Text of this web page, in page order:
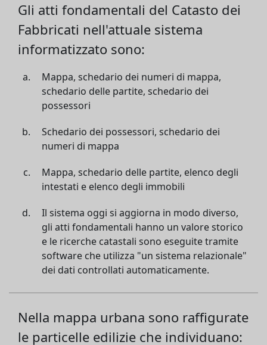
Gli atti fondamentali del Catasto dei
Fabbricati nell'attuale sistema
informatizzato sono:
Mappa, schedario dei numeri di mappa,
schedario delle partite, schedario dei
possessori
Schedario dei possessori, schedario dei
numeri di mappa
Mappa, schedario delle partite, elenco degli
intestati e elenco degli immobili
Il sistema oggi si aggiorna in modo diverso,
gli atti fondamentali hanno un valore storico
e le ricerche catastali sono eseguite tramite
software che utilizza "un sistema relazionale"
dei dati controllati automaticamente.
Nella mappa urbana sono raffigurate
le particelle edilizie che individuano: